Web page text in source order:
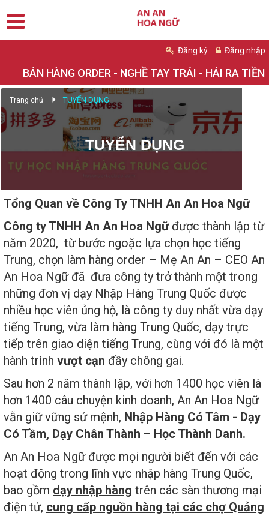
Đăng ký Đăng nhập
BÁN HÀNG ORDER - NGHỀ TAY TRÁI - HÁI RA TIỀN
Trang chủ TUYỂN DỤNG
TUYỂN DỤNG
Tổng Quan về Công Ty TNHH An An Hoa Ngữ
Công tyTNHH An An Hoa Ngữđược thành lập từ
năm 2020, từ bước ngoặc lựa chọn học tiếng
Trung, chọn làm hàng order – Mẹ An An – CEO An
An Hoa Ngữ đã đưa công ty trở thành một trong
những đơn vị dạy Nhập Hàng Trung Quốc được
nhiều học viên ủng hộ, là công ty duy nhất vừa dạy
tiếng Trung, vừa làm hàng Trung Quốc, dạy trực
tiếp trên giao diện tiếng Trung, cùng với đó là một
hành trình vượt cạn đầy chông gai.
Sau hơn 2 năm thành lập, với hơn 1400 học viên là
hơn 1400 câu chuyện kinh doanh, An An Hoa Ngữ
vẫn giữ vững sứ mệnh, Nhập Hàng Có Tâm - Dạy
Có Tầm, Dạy Chân Thành – Học Thành Danh.
An An Hoa Ngữ được mọi người biết đến với các
hoạt động trong lĩnh vực nhập hàng Trung Quốc,
bao gồm dạy nhập hàng trên các sàn thương mại
điện tử, cung cấp nguồn hàng tại các chợ Quảng